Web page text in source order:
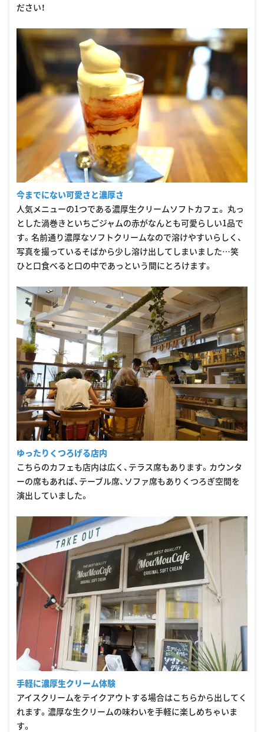
ださい！
今までにない可愛さと濃厚さ
人気メニューの1つである濃厚生クリームソフトカフェ。 丸っ
とした渦巻きといちごジャムの赤がなんとも可愛らしい1品で
す。名前通り濃厚なソフトクリームなので溶けやすいらしく、
写真を撮っているそばから少し溶け出してしまいました…笑
ひと口食べると口の中であっという間にとろけます。
ゆったりくつろげる店内
こちらのカフェも店内は広く、テラス席もあります。カウンタ
ーの席もあれば、テーブル席、ソファ席もありくつろぎ空間を
演出していました。
手軽に濃厚生クリーム体験
アイスクリームをテイクアウトする場合はこちらから出してく
れます。濃厚な生クリームの味わいを手軽に楽しめちゃいま
す。